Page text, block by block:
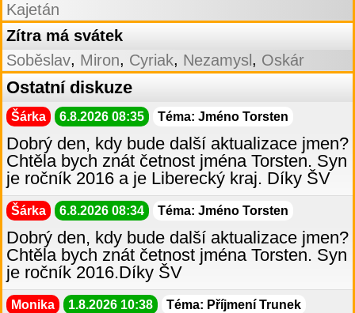
Kajetán
Zítra má svátek
Soběslav, Miron, Cyriak, Nezamysl , Oskár
Ostatní diskuze
Šárka 6.8.2026 08:35 Téma: Jméno Torsten
Dobrý den, kdy bude další aktualizace jmen?
Chtěla bych znát četnost jména Torsten. Syn
je ročník 2016 a je Liberecký kraj. Díky ŠV
Šárka 6.8.2026 08:34 Téma: Jméno Torsten
Dobrý den, kdy bude další aktualizace jmen?
Chtěla bych znát četnost jména Torsten. Syn
je ročník 2016.Díky ŠV
Monika 1.8.2026 10:38 Téma: Příjmení Trunek